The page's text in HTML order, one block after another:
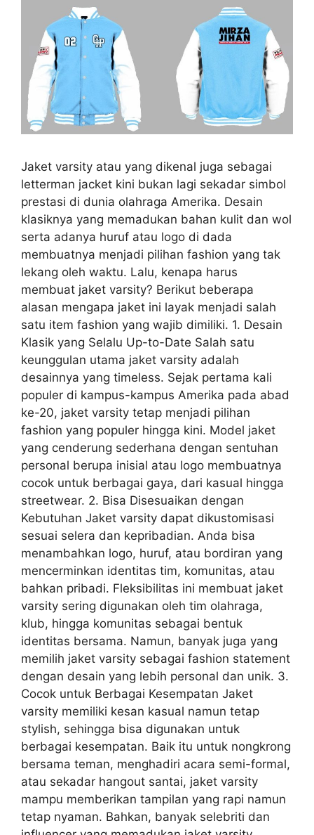
Jaket varsity atau yang dikenal juga sebagai
letterman jacket kini bukan lagi sekadar simbol
prestasi di dunia olahraga Amerika. Desain
klasiknya yang memadukan bahan kulit dan wol
serta adanya huruf atau logo di dada
membuatnya menjadi pilihan fashion yang tak
lekang oleh waktu. Lalu, kenapa harus
membuat jaket varsity? Berikut beberapa
alasan mengapa jaket ini layak menjadi salah
satu item fashion yang wajib dimiliki. 1. Desain
Klasik yang Selalu Up-to-Date Salah satu
keunggulan utama jaket varsity adalah
desainnya yang timeless. Sejak pertama kali
populer di kampus-kampus Amerika pada abad
ke-20, jaket varsity tetap menjadi pilihan
fashion yang populer hingga kini. Model jaket
yang cenderung sederhana dengan sentuhan
personal berupa inisial atau logo membuatnya
cocok untuk berbagai gaya, dari kasual hingga
streetwear. 2. Bisa Disesuaikan dengan
Kebutuhan Jaket varsity dapat dikustomisasi
sesuai selera dan kepribadian. Anda bisa
menambahkan logo, huruf, atau bordiran yang
mencerminkan identitas tim, komunitas, atau
bahkan pribadi. Fleksibilitas ini membuat jaket
varsity sering digunakan oleh tim olahraga,
klub, hingga komunitas sebagai bentuk
identitas bersama. Namun, banyak juga yang
memilih jaket varsity sebagai fashion statement
dengan desain yang lebih personal dan unik. 3.
Cocok untuk Berbagai Kesempatan Jaket
varsity memiliki kesan kasual namun tetap
stylish, sehingga bisa digunakan untuk
berbagai kesempatan. Baik itu untuk nongkrong
bersama teman, menghadiri acara semi-formal,
atau sekadar hangout santai, jaket varsity
mampu memberikan tampilan yang rapi namun
tetap nyaman. Bahkan, banyak selebriti dan